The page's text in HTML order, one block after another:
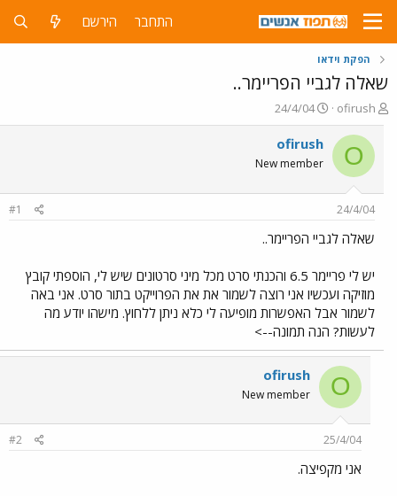
התחבר הירשם
הפקת וידאו
שאלה לגביי הפריימר..
פ
ו
ת
ח
ה
ש
א
ofirush
פ
ו
ר
ם
ר
24/4/04
O
ofirush
New member
24/4/04
#1
שאלה לגביי הפריימר..
יש לי פריימר 6.5 והכנתי סרט מכל מיני סרטונים שיש לי, הוספתי קובץ
מוזיקה ועכשיו אני רוצה לשמור את את הפרוייקט בתור סרט. אני באה
לשמור אבל האפשרות מופיעה לי כלא ניתן ללחוץ. מישהו יודע מה
לעשות? הנה תמונה-->
O
ofirush
New member
25/4/04
#2
אני מקפיצה.